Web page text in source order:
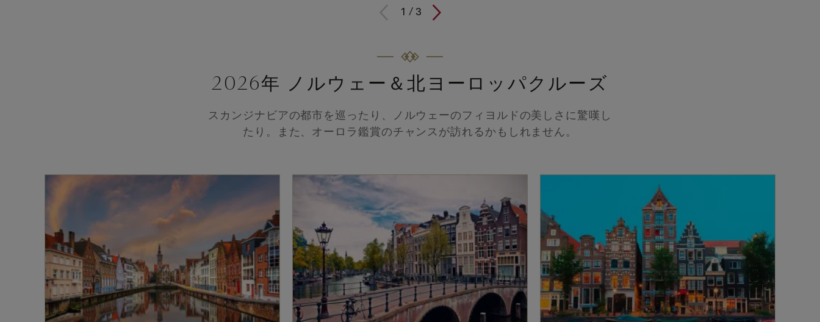
1 / 3
2026年 ノルウェー＆北ヨーロッパクルーズ
スカンジナビアの都市を巡ったり、ノルウェーのフィヨルドの美しさに驚嘆し
たり。また、オーロラ鑑賞のチャンスが訪れるかもしれません。